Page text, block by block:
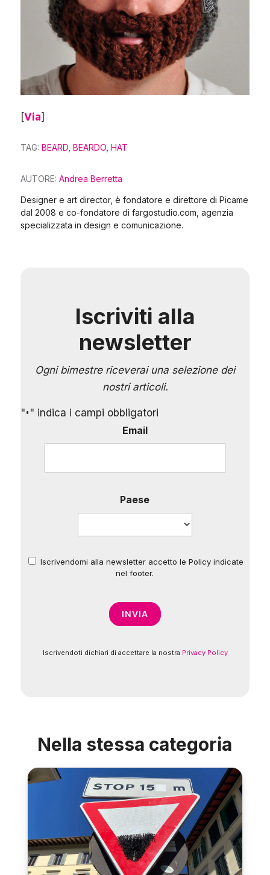
[Via]
TAG: BEARD BEARDO HAT
AUTORE: Andrea Berretta
Designer e art director, è fondatore e direttore di Picame
dal 2008 e co-fondatore di fargostudio.com, agenzia
specializzata in design e comunicazione.
Iscriviti alla
newsletter
Ogni bimestre riceverai una selezione dei
nostri articoli.
"*" indica i campi obbligatori
Email
Paese
*
Iscrivendomi alla newsletter accetto le Policy indicate
nel footer.
Iscrivendoti dichiari di accettare la nostra Privacy Policy
Nella stessa categoria